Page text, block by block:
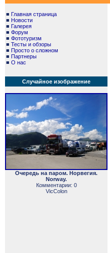
■ Главная страница
■ Новости
■ Галерея
■ Форум
■ Фототуризм
■ Тесты и обзоры
■ Просто о сложном
■ Партнеры
■ О нас
Случайное изображение
Очередь на паром. Норвегия.
Norway.
Комментарии: 0
VicColon